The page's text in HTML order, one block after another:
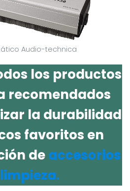
Audio-technica
los productos
recomendados
la durabilidad
favoritos en
deaccesorios